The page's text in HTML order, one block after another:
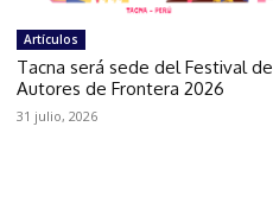
Artículos
Tacna será sede del Festival de
Autores de Frontera 2026
31 julio, 2026